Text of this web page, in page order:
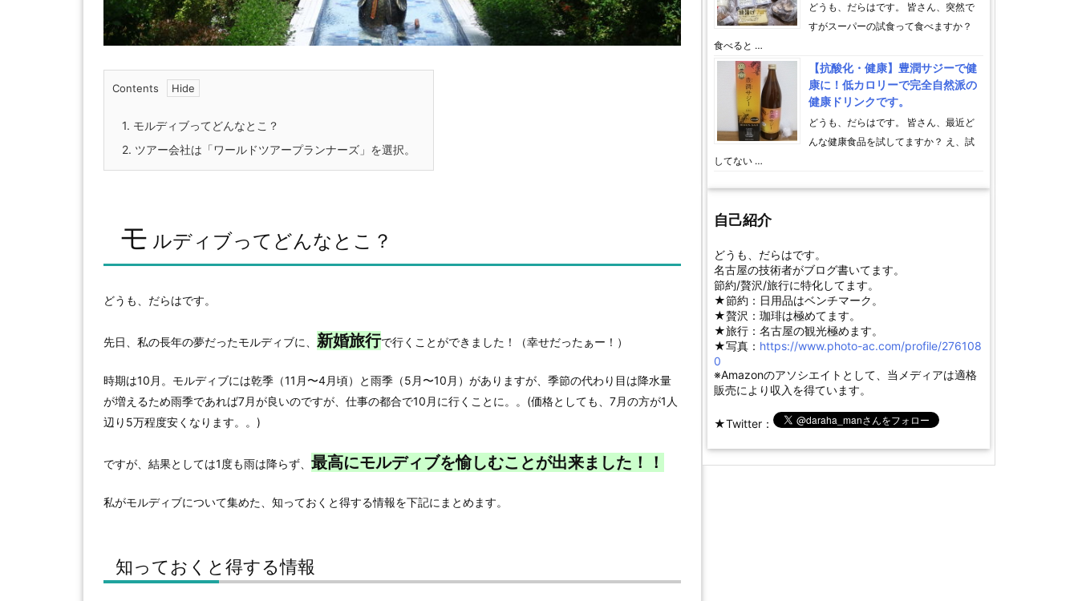
Contents
1. モルディブってどんなとこ？
2. ツアー会社は「ワールドツアープランナーズ」を選択。
モ ルディブってどんなとこ？
どうも、だらはです。
先日、私の長年の夢だったモルディブに、 新婚旅行で行くことができました！（幸せだったぁー！）
時期は10月。モルディブには乾季（11月〜4月頃）と雨季（5月〜10月）がありますが、季節の代わり目は降水量
が増えるため雨季であれば7月が良いのですが、仕事の都合で10月に行くことに。。(価格としても、7月の方が1人
辺り5万程度安くなります。。)
ですが、結果としては1度も雨は降らず、 最高にモルディブを愉しむことが出来ました！！
私がモルディブについて集めた、知っておくと得する情報を下記にまとめます。
知っておくと得する情報
どうも、だらはです。 皆さん、突然で
すがスーパーの試食って食べますか？
食べると …
【抗酸化・健康】豊潤サジーで健
康に！低カロリーで完全自然派の
健康ドリンクです。
どうも、だらはです。 皆さん、最近ど
んな健康食品を試してますか？ え、試
してない …
自己紹介
どうも、だらはです。
名古屋の技術者がブログ書いてます。
節約/贅沢/旅行に特化してます。
★節約：日用品はベンチマーク。
★贅沢：珈琲は極めてます。
★旅行：名古屋の観光極めます。
★写真： https://www.photo-ac.com/profile/276108
0
※Amazonのアソシエイトとして、当メディアは適格
販売により収入を得ています。
★Twitter：